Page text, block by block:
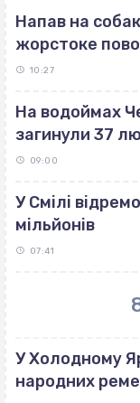
Напав на
жорстоке
10:27
На водоймах
загинули 37
09:00
У Смілі
мільйонів
07:41
У Холодному
народних